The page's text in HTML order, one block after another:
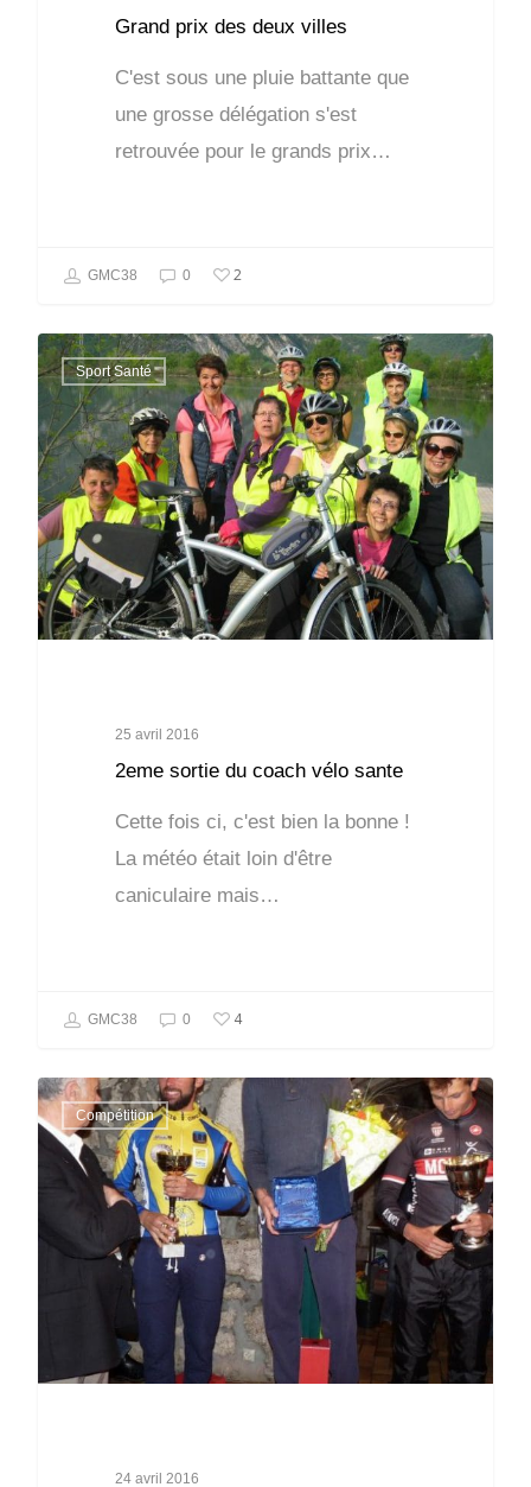
Grand prix des deux villes
C'est sous une pluie battante que
une grosse délégation s'est
retrouvée pour le grands prix…
GMC38 0 2
Sport Santé
25 avril 2016
2eme sortie du coach vélo sante
Cette fois ci, c'est bien la bonne !
La météo était loin d'être
caniculaire mais…
GMC38 0 4
Compétition
24 avril 2016